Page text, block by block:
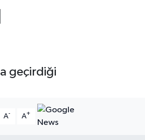
geçirdiği
A- A+